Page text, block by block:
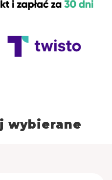
temu utrzymanie
znacznie ułatwione.
w pozycji, w której
do zbiornika.
zabezpieczenie,
wybierane